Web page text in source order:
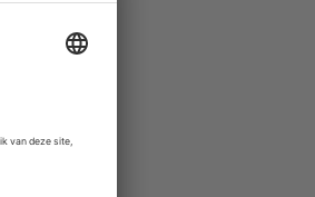
bundelen
heeft
terwijl